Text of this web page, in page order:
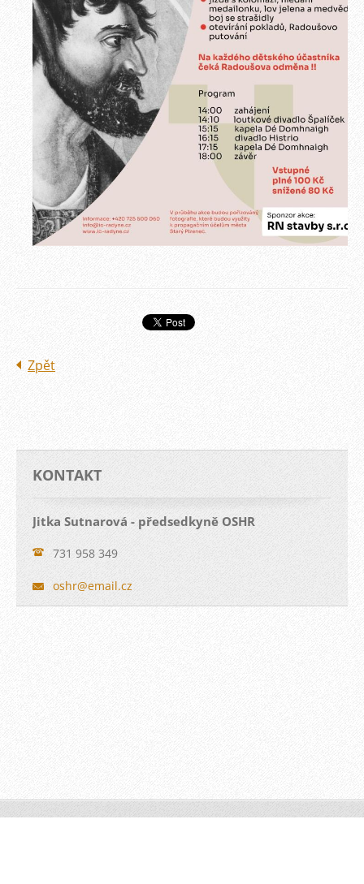
Zpět
KONTAKT
Jitka Sutnarová - předsedkyně OSHR
731 958 349
oshr@email.cz